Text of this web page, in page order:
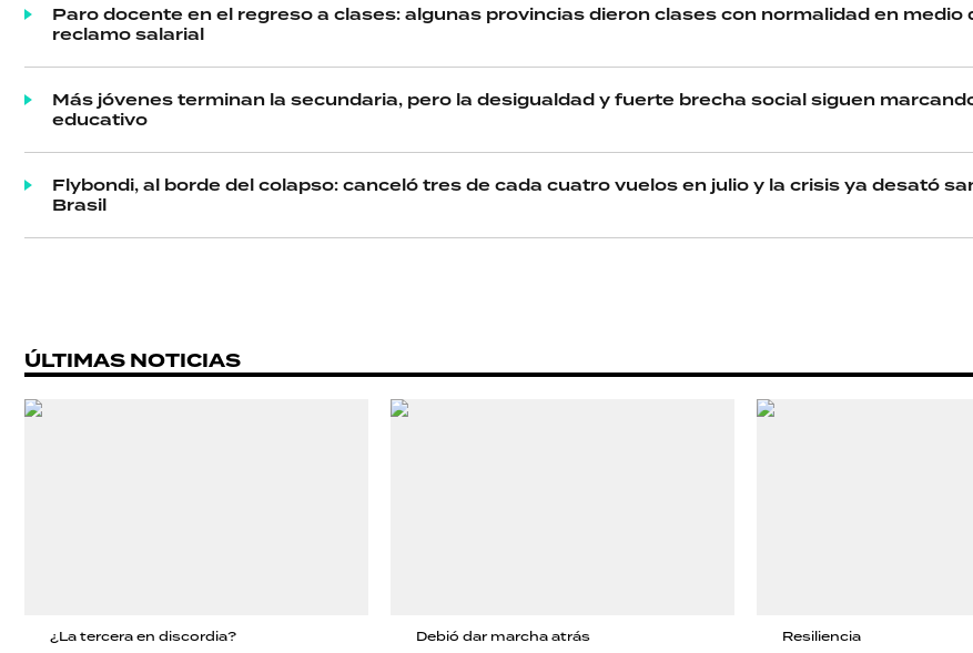
Paro docente en el regreso a clases: algunas provincias dieron clases con normalidad en medio
reclamo salarial
Más jóvenes terminan la secundaria, pero la desigualdad y fuerte brecha social siguen
educativo
Flybondi, al borde del colapso: canceló tres de cada cuatro vuelos en julio y la crisis ya desató
Brasil
ÚLTIMAS NOTICIAS
¿La tercera en discordia? Debió dar marcha atrás Resiliencia
TECNOLOGÍA